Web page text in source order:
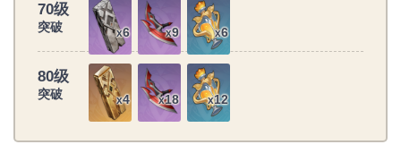
70级
突破 x6 x9 x6
80级
突破 x4 x18 x12